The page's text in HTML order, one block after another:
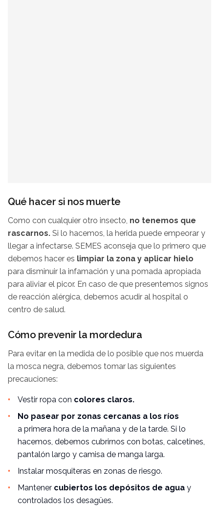
Qué hacer si nos muerte
Como con cualquier otro insecto, no tenemos que
rascarnos. Si lo hacemos, la herida puede empeorar y
llegar a infectarse. SEMES aconseja que lo primero que
debemos hacer es limpiar la zona y aplicar hielo
para disminuir la infamación y una pomada apropiada
para aliviar el picor. En caso de que presentemos signos
de reacción alérgica, debemos acudir al hospital o
centro de salud.
Cómo prevenir la mordedura
Para evitar en la medida de lo posible que nos muerda
la mosca negra, debemos tomar las siguientes
precauciones:
Vestir ropa con colores claros.
No pasear por zonas cercanas a los ríos
a primera hora de la mañana y de la tarde. Si lo
hacemos, debemos cubrirnos con botas, calcetines,
pantalón largo y camisa de manga larga.
Instalar mosquiteras en zonas de riesgo.
Mantener cubiertos los depósitos de agua y
controlados los desagües.